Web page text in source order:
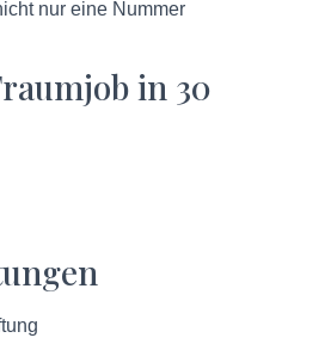
nur eine Nummer
in 30